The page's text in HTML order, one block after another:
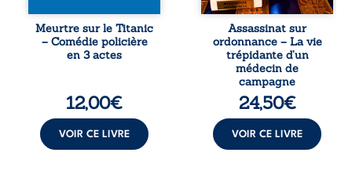
l’épave fait
resurgir un secret
que l’on croyait
perdu. Dans un
oubliés ...
Meurtre sur le Titanic
– Comédie policière
en 3 actes
12,00€
VOIR CE LIVRE
raconte le long
combat qui l’a
conduit à être
écarté du corps
médical, malgré
une décision de
première instance
Assassinat sur
ordonnance – La vie
trépidante d’un
médecin de
campagne
24,50€
VOIR CE LIVRE